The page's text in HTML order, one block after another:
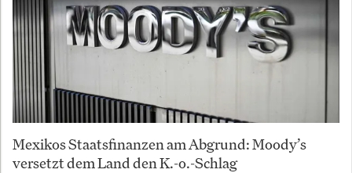
Mexikos Staatsfinanzen am Abgrund: Moody’s
versetzt dem Land den K.-o.-Schlag